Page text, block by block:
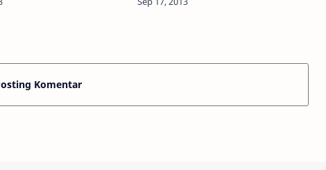
penanggalan
Maret dan 23 September) ketika
Komentar